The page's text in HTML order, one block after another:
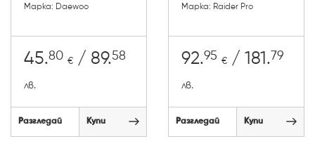
Марка: Daewoo
45.80 € / 89.58
лв.
Разгледай Купи
Марка: Raider Pro
92.95 € / 181.79
лв.
Разгледай Купи